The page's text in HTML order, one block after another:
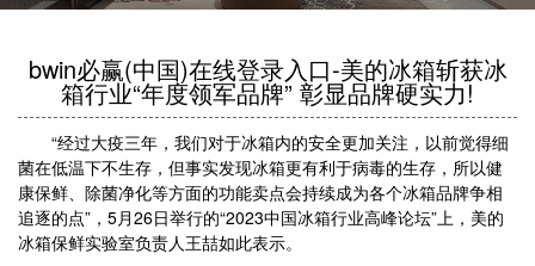
bwin必赢(中国)在线登录入口-美的冰箱斩获冰
箱行业“年度领军品牌” 彰显品牌硬实力!
“经过大疫三年，我们对于冰箱内的安全更加关注，以前觉得细
菌在低温下不生存，但事实发现冰箱更有利于病毒的生存，所以健
康保鲜、除菌净化等方面的功能卖点会持续成为各个冰箱品牌争相
追逐的点”，5月26日举行的“2023中国冰箱行业高峰论坛”上，美的
冰箱保鲜实验室负责人王喆如此表示。